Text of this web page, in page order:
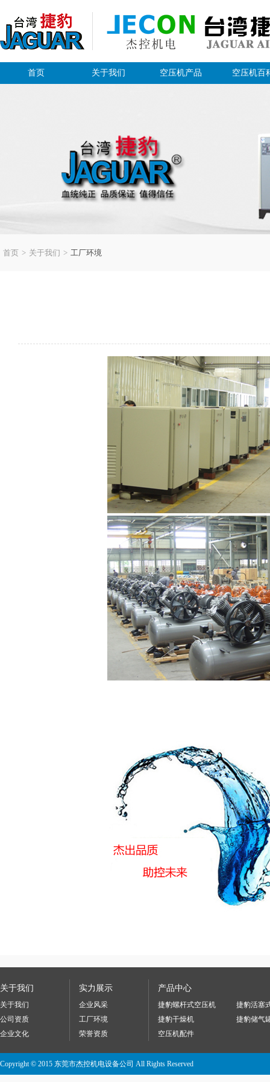
首页 关于我们 空压机产品 空压机百
首页 > 关于我们 > 工厂环境
关于我们
关于我们
公司资质
企业文化
实力展示
企业风采
工厂环境
荣誉资质
产品中心
捷豹螺杆式空压机
捷豹活塞
捷豹干燥机
捷豹储气
空压机配件
Copyright © 2015 东莞市杰控机电设备公司 All Rights Reserved